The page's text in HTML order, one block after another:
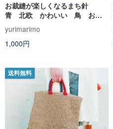
お裁縫が楽しくなるまち針
青 北欧 かわいい 鳥 お
花 レモン お裁縫 ギフト
yurimarimo
1,000円
送料無料